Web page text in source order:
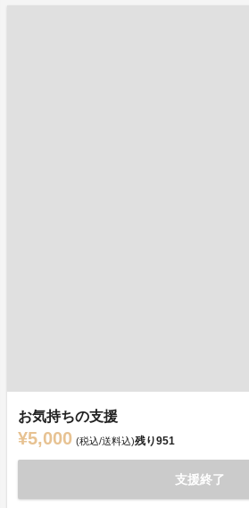
お気持ちの支援
¥5,000 (税込/送料込)残り951
支援終了